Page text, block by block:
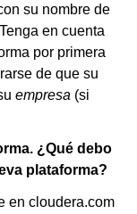
su nombre de
en cuenta
por primera
de que su
empresa (si
¿Qué debo
plataforma?
en cloudera.com